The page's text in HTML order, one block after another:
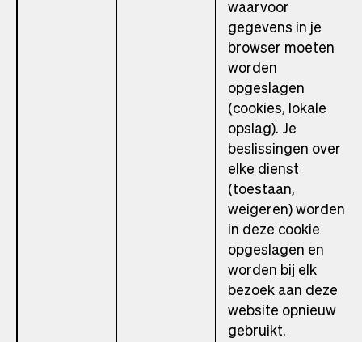
waarvoor
gegevens in je
browser moeten
worden
opgeslagen
(cookies, lokale
opslag). Je
beslissingen over
elke dienst
(toestaan,
weigeren) worden
in deze cookie
opgeslagen en
worden bij elk
bezoek aan deze
website opnieuw
gebruikt.